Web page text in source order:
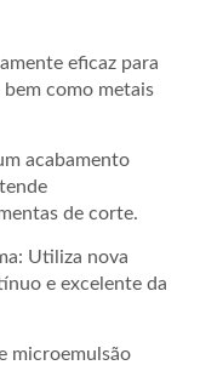
eficaz para
como metais
acabamento
de corte.
Utiliza nova
e excelente da
microemulsão